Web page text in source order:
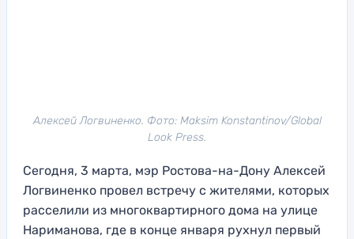
Алексей Логвиненко. Фото: Maksim Konstantinov/Global
Look Press.
Сегодня, 3 марта, мэр Ростова-на-Дону Алексей
Логвиненко провел встречу с жителями, которых
расселили из многоквартирного дома на улице
Нариманова, где в конце января рухнул первый